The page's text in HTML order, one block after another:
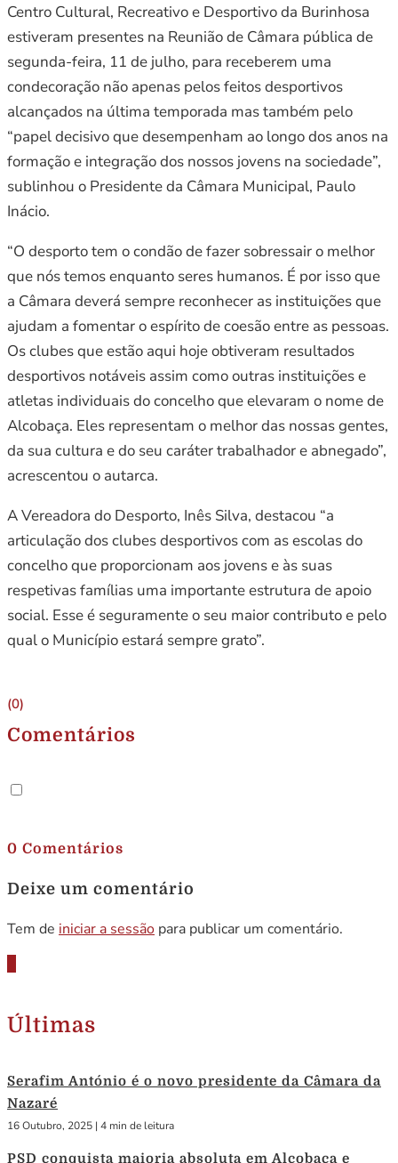
Centro Cultural, Recreativo e Desportivo da Burinhosa
estiveram presentes na Reunião de Câmara pública de
segunda-feira, 11 de julho, para receberem uma
condecoração não apenas pelos feitos desportivos
alcançados na última temporada mas também pelo
“papel decisivo que desempenham ao longo dos anos na
formação e integração dos nossos jovens na sociedade”,
sublinhou o Presidente da Câmara Municipal, Paulo
Inácio.
“O desporto tem o condão de fazer sobressair o melhor
que nós temos enquanto seres humanos. É por isso que
a Câmara deverá sempre reconhecer as instituições que
ajudam a fomentar o espírito de coesão entre as pessoas.
Os clubes que estão aqui hoje obtiveram resultados
desportivos notáveis assim como outras instituições e
atletas individuais do concelho que elevaram o nome de
Alcobaça. Eles representam o melhor das nossas gentes,
da sua cultura e do seu caráter trabalhador e abnegado”,
acrescentou o autarca.
A Vereadora do Desporto, Inês Silva, destacou “a
articulação dos clubes desportivos com as escolas do
concelho que proporcionam aos jovens e às suas
respetivas famílias uma importante estrutura de apoio
social. Esse é seguramente o seu maior contributo e pelo
qual o Município estará sempre grato”.
(0)
Comentários
0 Comentários
Deixe um comentário
Tem de iniciar a sessão para publicar um comentário.
Últimas
Serafim António é o novo presidente da Câmara da
Nazaré
16 Outubro, 2025 | 4 min de leitura
PSD conquista maioria absoluta em Alcobaça e